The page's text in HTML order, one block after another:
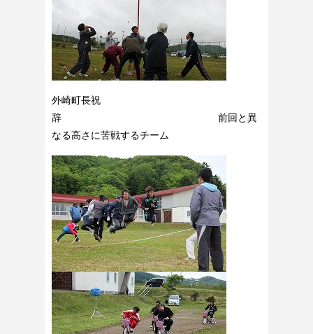
外崎町長祝
辞 前回と異
なる高さに苦戦するチーム